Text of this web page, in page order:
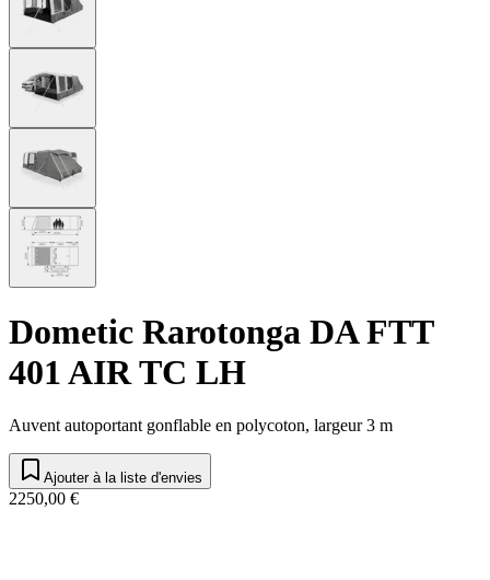
Dometic Rarotonga DA FTT
401 AIR TC LH
Auvent autoportant gonflable en polycoton, largeur 3 m
Ajouter à la liste d'envies
2250,00 €